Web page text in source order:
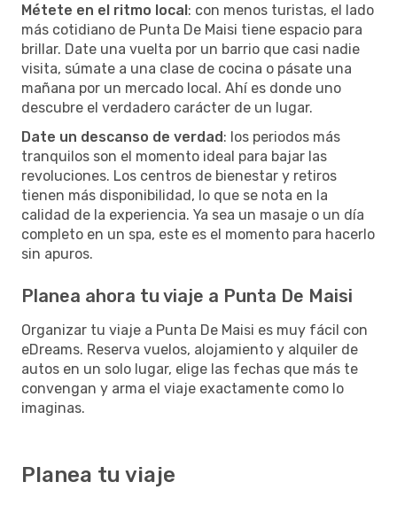
Métete en el ritmo local: con menos turistas, el lado
más cotidiano de Punta De Maisi tiene espacio para
brillar. Date una vuelta por un barrio que casi nadie
visita, súmate a una clase de cocina o pásate una
mañana por un mercado local. Ahí es donde uno
descubre el verdadero carácter de un lugar.
Date un descanso de verdad: los periodos más
tranquilos son el momento ideal para bajar las
revoluciones. Los centros de bienestar y retiros
tienen más disponibilidad, lo que se nota en la
calidad de la experiencia. Ya sea un masaje o un día
completo en un spa, este es el momento para hacerlo
sin apuros.
Planea ahora tu viaje a Punta De Maisi
Organizar tu viaje a Punta De Maisi es muy fácil con
eDreams. Reserva vuelos, alojamiento y alquiler de
autos en un solo lugar, elige las fechas que más te
convengan y arma el viaje exactamente como lo
imaginas.
Planea tu viaje